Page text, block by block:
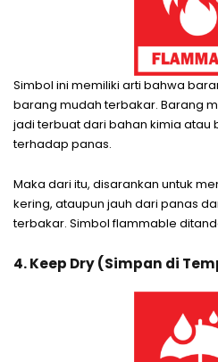
Simbol ini memiliki arti bahwa
barang mudah terbakar. Barang
jadi terbuat dari bahan kimia atau
terhadap panas.
Maka dari itu, disarankan untuk
kering, ataupun jauh dari panas
terbakar. Simbol flammable
4. Keep Dry (Simpan di